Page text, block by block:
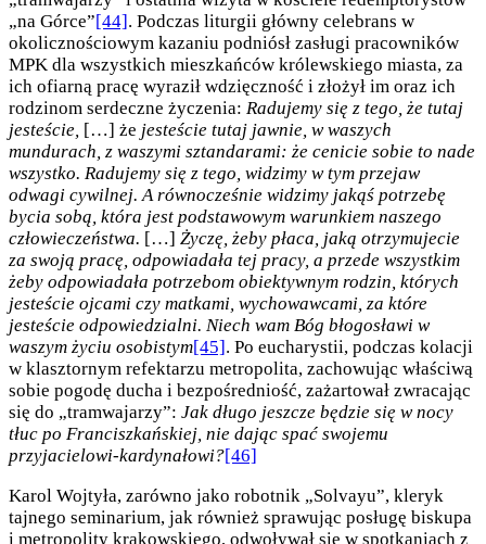
„na Górce”[44] . Podczas liturgii główny celebrans w
okolicznościowym kazaniu podniósł zasługi pracowników
MPK dla wszystkich mieszkańców królewskiego miasta, za
ich ofiarną pracę wyraził wdzięczność i złożył im oraz ich
rodzinom serdeczne życzenia: Radujemy się z tego, że tutaj
jesteście, […] że jesteście tutaj jawnie, w waszych
mundurach, z waszymi sztandarami: że ce­nicie sobie to nade
wszystko. Radujemy się z tego, widzimy w tym przejaw
odwagi cywilnej. A równocześnie widzimy jakąś potrzebę
bycia sobą, która jest podstawowym warunkiem na­szego
człowieczeństwa. […] Życzę, żeby płaca, jaką otrzymujecie
za swoją pracę, odpowiadała tej pracy, a przede wszystkim
żeby odpowiadała potrzebom obiektywnym rodzin, których
jesteście ojcami czy matkami, wychowawcami, za które
jesteście odpo­wiedzialni. Niech wam Bóg błogosławi w
waszym życiu osobi­stym[45] . Po eucharystii, podczas kolacji
w klasztornym refektarzu metropolita, zachowując właściwą
sobie pogodę ducha i bezpośredniość, zażartował zwracając
się do „tramwajarzy”: Jak długo jeszcze będzie się w nocy
tłuc po Franciszkańskiej, nie dając spać swojemu
przyjacielowi-kardynałowi?[46]
Karol Wojtyła, zarówno jako robotnik „Solvayu”, kleryk
tajnego seminarium, jak również sprawując posługę biskupa
i metropolity krakowskiego, odwoływał się w spotkaniach z